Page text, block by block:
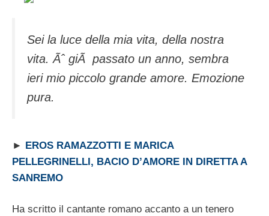
Sei la luce della mia vita, della nostra
vita. Ãˆ giÃ passato un anno, sembra
ieri mio piccolo grande amore. Emozione
pura.
► EROS RAMAZZOTTI E MARICA
PELLEGRINELLI, BACIO D’AMORE IN DIRETTA A
SANREMO
Ha scritto il cantante romano accanto a un tenero